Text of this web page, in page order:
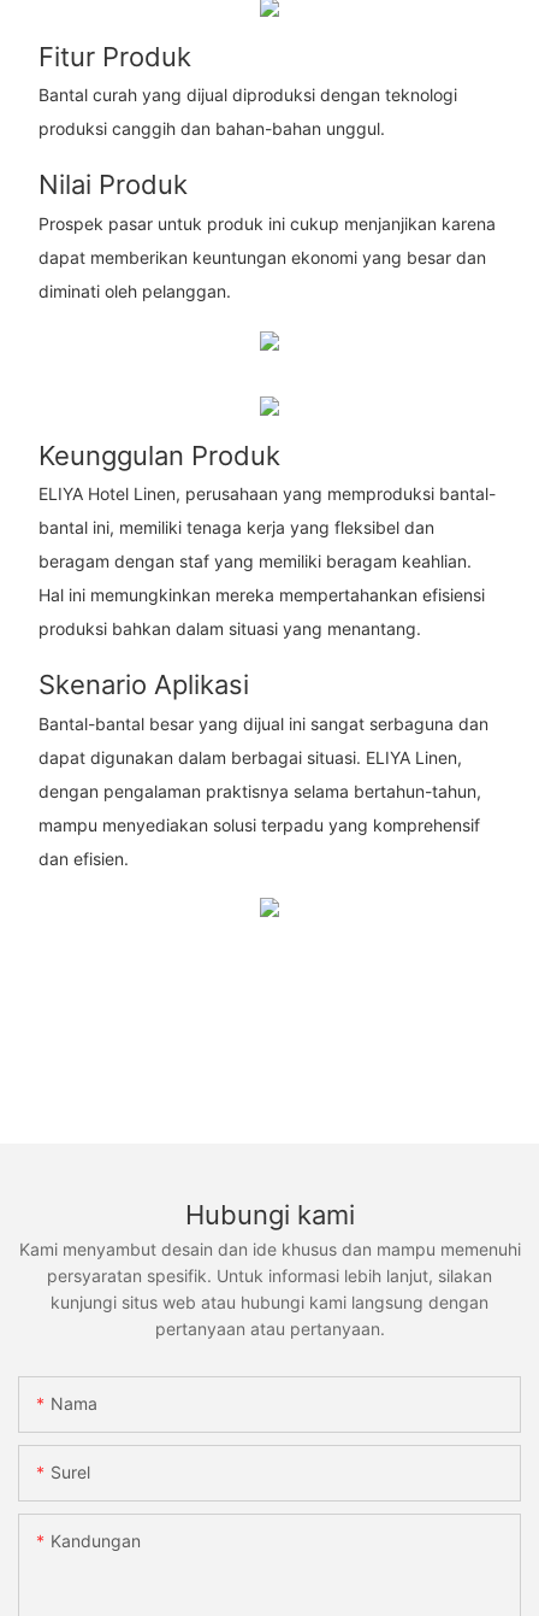
Fitur Produk
Bantal curah yang dijual diproduksi dengan teknologi
produksi canggih dan bahan-bahan unggul.
Nilai Produk
Prospek pasar untuk produk ini cukup menjanjikan karena
dapat memberikan keuntungan ekonomi yang besar dan
diminati oleh pelanggan.
Keunggulan Produk
ELIYA Hotel Linen, perusahaan yang memproduksi bantal-
bantal ini, memiliki tenaga kerja yang fleksibel dan
beragam dengan staf yang memiliki beragam keahlian.
Hal ini memungkinkan mereka mempertahankan efisiensi
produksi bahkan dalam situasi yang menantang.
Skenario Aplikasi
Bantal-bantal besar yang dijual ini sangat serbaguna dan
dapat digunakan dalam berbagai situasi. ELIYA Linen,
dengan pengalaman praktisnya selama bertahun-tahun,
mampu menyediakan solusi terpadu yang komprehensif
dan efisien.
Hubungi kami
Kami menyambut desain dan ide khusus dan mampu memenuhi
persyaratan spesifik. Untuk informasi lebih lanjut, silakan
kunjungi situs web atau hubungi kami langsung dengan
pertanyaan atau pertanyaan.
Nama
Surel
Kandungan